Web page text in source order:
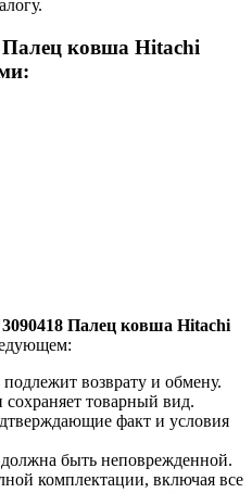
ковша Hitachi
Палец ковша Hitachi
возврату и обмену.
сохраняет товарный вид.
факт и условия
быть неповрежденной.
комплектации, включая все